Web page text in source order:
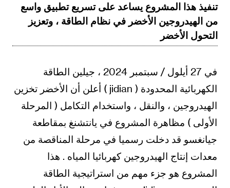
تنفيذ هذا المشروع يساعد على تسريع تطبيق واسع
من الهيدروجين الأخضر في نظام الطاقة ، وتعزيز
التحول الأخضر
في 27 أيلول / سبتمبر 2024 ، جيلين الطاقة
الكهربائية المحدودة ( jidian ) أعلن أن الأخضر تخزين
الهيدروجين ، والنقل ، واستخدام التكامل ( المرحلة
الأولى ) مظاهرة المشروع في يانتشنغ بمقاطعة
جيانغسو قد دخلت رسميا في مرحلة المناقصة من
معدات إنتاج الهيدروجين كهربائيا المياه . هذا
المشروع هو جزء مهم من استراتيجية الطاقة